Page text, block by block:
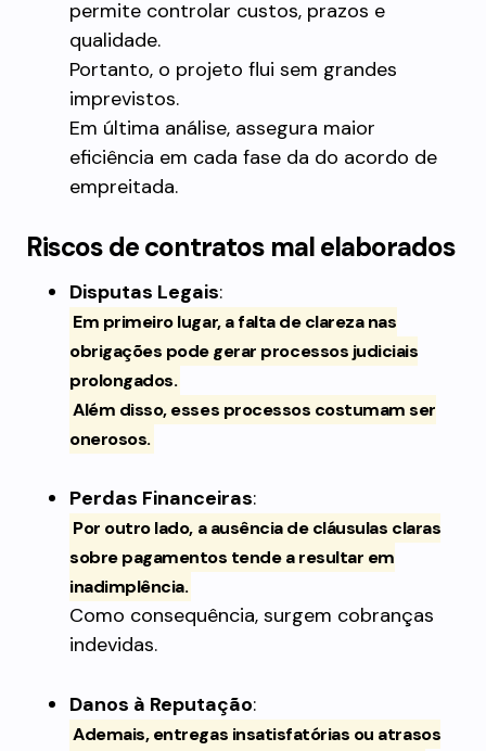
permite controlar custos, prazos e
qualidade.
Portanto, o projeto flui sem grandes
imprevistos.
Em última análise, assegura maior
eficiência em cada fase da do acordo de
empreitada.
Riscos de contratos mal elaborados
Disputas Legais:
Em primeiro lugar, a falta de clareza nas
obrigações pode gerar processos judiciais
prolongados.
Além disso, esses processos costumam ser
onerosos.
Perdas Financeiras:
Por outro lado, a ausência de cláusulas claras
sobre pagamentos tende a resultar em
inadimplência.
Como consequência, surgem cobranças
indevidas.
Danos à Reputação:
Ademais, entregas insatisfatórias ou atrasos